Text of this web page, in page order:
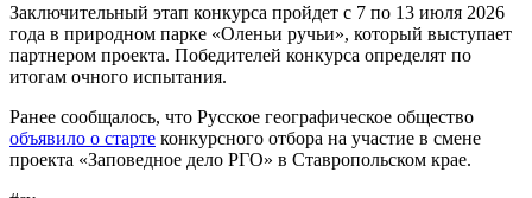
Заключительный этап конкурса пройдет с 7 по 13 июля 2026
года в природном парке «Оленьи ручьи», который выступает
партнером проекта. Победителей конкурса определят по
итогам очного испытания.
Ранее сообщалось, что Русское географическое общество
объявило о старте конкурсного отбора на участие в смене
проекта «Заповедное дело РГО» в Ставропольском крае.